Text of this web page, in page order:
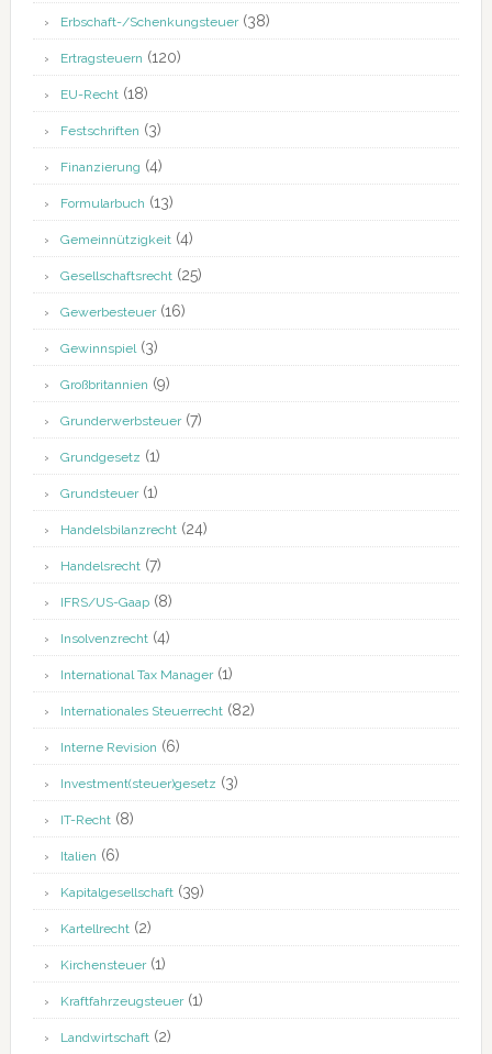
Erbschaft-/Schenkungsteuer(38)
Ertragsteuern (120)
EU-Recht(18)
Festschriften (3)
Finanzierung (4)
Formularbuch (13)
Gemeinnützigkeit(4)
Gesellschaftsrecht(25)
Gewerbesteuer(16)
Gewinnspiel(3)
Großbritannien (9)
Grunderwerbsteuer(7)
Grundgesetz (1)
Grundsteuer(1)
Handelsbilanzrecht(24)
Handelsrecht(7)
IFRS/US-Gaap(8)
Insolvenzrecht(4)
International Tax Manager(1)
Internationales Steuerrecht(82)
Interne Revision (6)
Investment(steuer)gesetz (3)
IT-Recht(8)
Italien (6)
Kapitalgesellschaft(39)
Kartellrecht(2)
Kirchensteuer(1)
Kraftfahrzeugsteuer(1)
Landwirtschaft(2)